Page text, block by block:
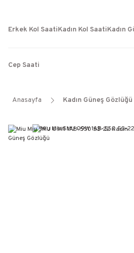
Erkek Kol SaatiKadın Kol SaatiKadın
Cep Saati
Anasayfa Kadın Güneş Gözlüğü